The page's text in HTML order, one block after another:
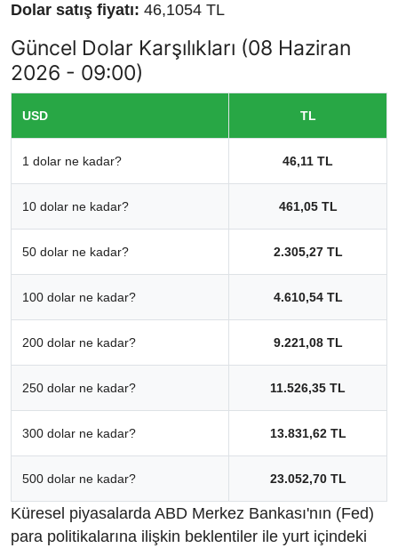
Dolar satış fiyatı: 46,1054 TL
Güncel Dolar Karşılıkları (08 Haziran
2026 - 09:00)
USD TL
1 dolar ne kadar? 46,11 TL
10 dolar ne kadar? 461,05 TL
50 dolar ne kadar? 2.305,27 TL
100 dolar ne kadar? 4.610,54 TL
200 dolar ne kadar? 9.221,08 TL
250 dolar ne kadar? 11.526,35 TL
300 dolar ne kadar? 13.831,62 TL
500 dolar ne kadar? 23.052,70 TL
Küresel piyasalarda ABD Merkez Bankası'nın (Fed)
para politikalarına ilişkin beklentiler ile yurt içindeki